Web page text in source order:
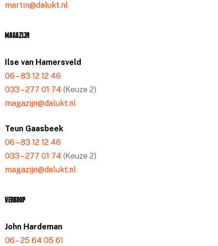
martin@dalukt.nl
Magazijn
Ilse van Hamersveld
06 – 83 12 12 46
033 – 277 01 74 (Keuze 2)
magazijn@dalukt.nl
Teun Gaasbeek
06 – 83 12 12 46
033 – 277 01 74 (Keuze 2)
magazijn@dalukt.nl
Verkoop
John Hardeman
06 – 25 64 05 61